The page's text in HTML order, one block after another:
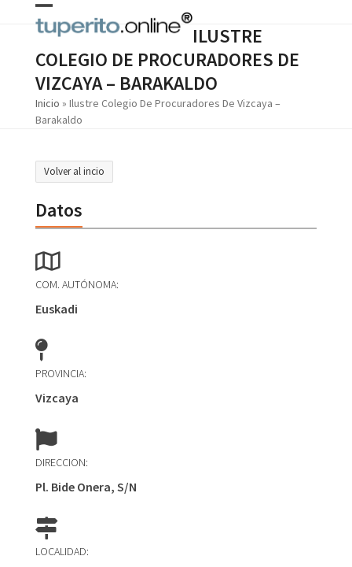
Open
mobile
menu
Close
mobile
menu
ILUSTRE
COLEGIO DE PROCURADORES DE
VIZCAYA – BARAKALDO
Inicio » Ilustre Colegio De Procuradores De Vizcaya –
Barakaldo
Volver al incio
Datos
COM. AUTÓNOMA:
Euskadi
PROVINCIA:
Vizcaya
DIRECCION:
Pl. Bide Onera, S/N
LOCALIDAD: